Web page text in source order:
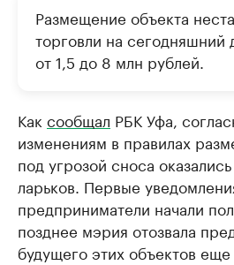
Размещение объекта
торговли на сегодняшний
от 1,5 до 8 млн рублей.
Как сообщал РБК Уфа,
изменениям в правилах
под угрозой сноса
ларьков. Первые
предприниматели начали
позднее мэрия отозвала
будущего этих объектов